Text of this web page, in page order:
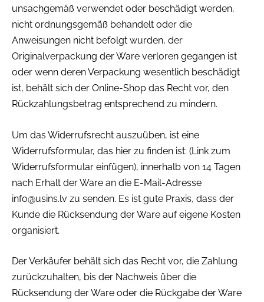
unsachgemäß verwendet oder beschädigt werden,
nicht ordnungsgemäß behandelt oder die
Anweisungen nicht befolgt wurden, der
Originalverpackung der Ware verloren gegangen ist
oder wenn deren Verpackung wesentlich beschädigt
ist, behält sich der Online-Shop das Recht vor, den
Rückzahlungsbetrag entsprechend zu mindern.
Um das Widerrufsrecht auszuüben, ist eine
Widerrufsformular, das hier zu finden ist: (Link zum
Widerrufsformular einfügen), innerhalb von 14 Tagen
nach Erhalt der Ware an die E-Mail-Adresse
info@usins.lv zu senden. Es ist gute Praxis, dass der
Kunde die Rücksendung der Ware auf eigene Kosten
organisiert.
Der Verkäufer behält sich das Recht vor, die Zahlung
zurückzuhalten, bis der Nachweis über die
Rücksendung der Ware oder die Rückgabe der Ware